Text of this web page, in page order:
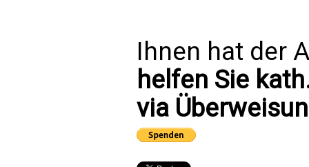
Ihnen hat der
helfen Sie
via